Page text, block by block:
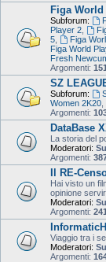
Figa
Subforum:
Player 2
5
Figa
Figa World
Fresh
Argomenti:
SZ
Subforum:
Women 2K20
Argomenti:
DataBase
La storia del
Moderatori:
Argomenti:
Il RE-
Hai visto un
opinione
Moderatori:
Argomenti: 241
Viaggio tra i
Moderatori:
Argomenti: